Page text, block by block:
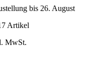
bis 26. August
Artikel
MwSt.